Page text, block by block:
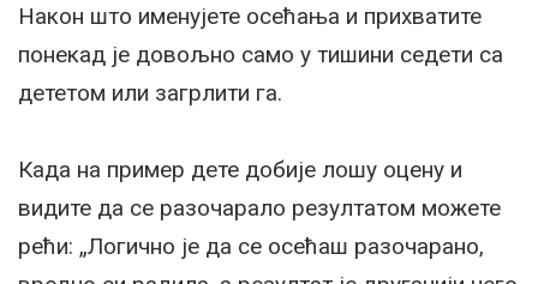
Након што именујете осећања и прихватите
понекад је довољно само у тишини седети са
дететом или загрлити га.
Када на пример дете добије лошу оцену и
видите да се разочарало резултатом можете
рећи: „Логично је да се осећаш разочарано,